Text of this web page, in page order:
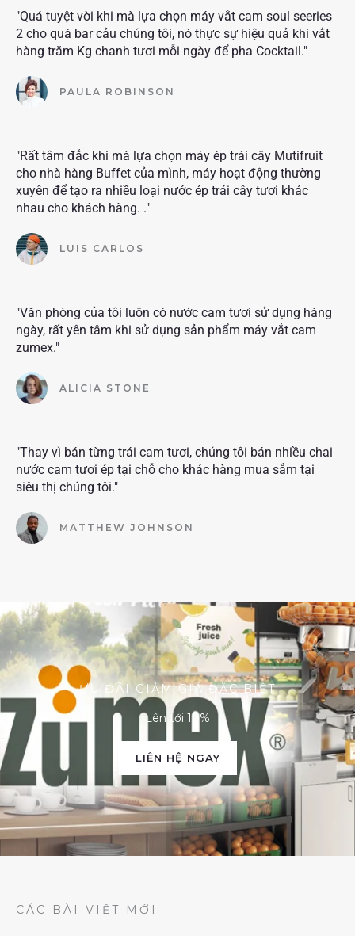
"Quá tuyệt vời khi mà lựa chọn máy vắt cam soul seeries
2 cho quá bar cảu chúng tôi, nó thực sự hiệu quả khi vắt
hàng trăm Kg chanh tươi mỗi ngày để pha Cocktail."
PAULA ROBINSON
"Rất tâm đắc khi mà lựa chọn máy ép trái cây Mutifruit
cho nhà hàng Buffet của mình, máy hoạt động thường
xuyên để tạo ra nhiều loại nước ép trái cây tươi khác
nhau cho khách hàng. ."
LUIS CARLOS
"Văn phòng của tôi luôn có nước cam tươi sử dụng hàng
ngày, rất yên tâm khi sử dụng sản phẩm máy vắt cam
zumex."
ALICIA STONE
"Thay vì bán từng trái cam tươi, chúng tôi bán nhiều chai
nước cam tươi ép tại chỗ cho khác hàng mua sắm tại
siêu thị chúng tôi."
MATTHEW JOHNSON
ƯU ĐÃI GIẢM GIÁ ĐẶC BIỆT
Lên tới 10%
LIÊN HỆ NGAY
CÁC BÀI VIẾT MỚI